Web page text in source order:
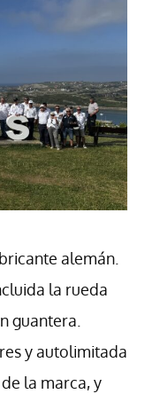
alemán.
la rueda
guantera.
y autolimitada
la marca, y